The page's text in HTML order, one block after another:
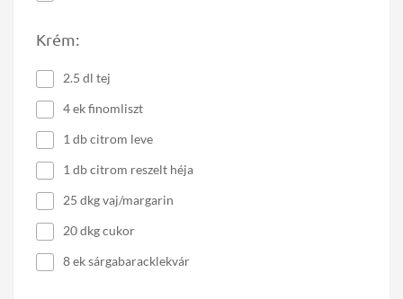
Krém:
2.5 dl tej
4 ek finomliszt
1 db citrom leve
1 db citrom reszelt héja
25 dkg vaj/margarin
20 dkg cukor
8 ek sárgabaracklekvár